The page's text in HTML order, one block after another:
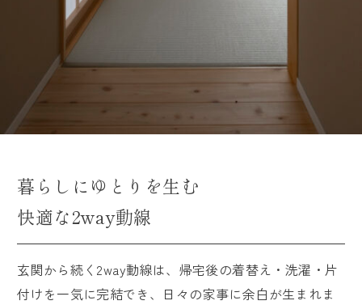
暮らしにゆとりを生む
快適な2way動線
玄関から続く2way動線は、帰宅後の着替え・洗濯・片
付けを一気に完結でき、日々の家事に余白が生まれま